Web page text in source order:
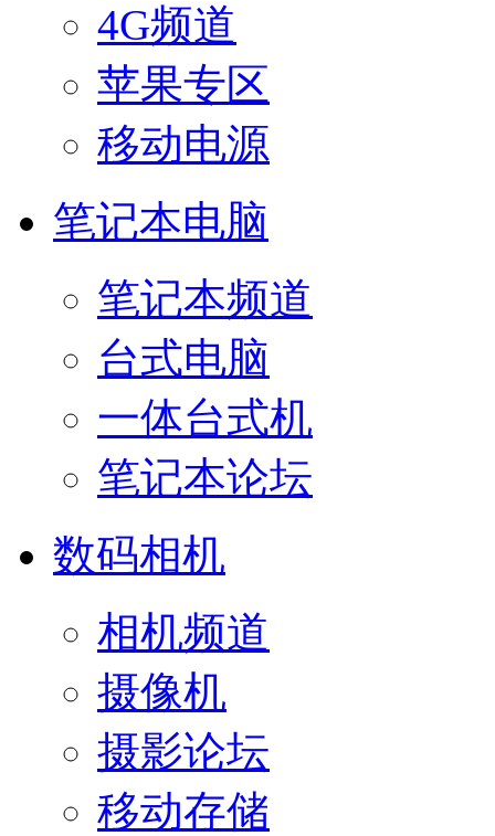
4G频道
苹果专区
移动电源
笔记本电脑
笔记本频道
台式电脑
一体台式机
笔记本论坛
数码相机
相机频道
摄像机
摄影论坛
移动存储